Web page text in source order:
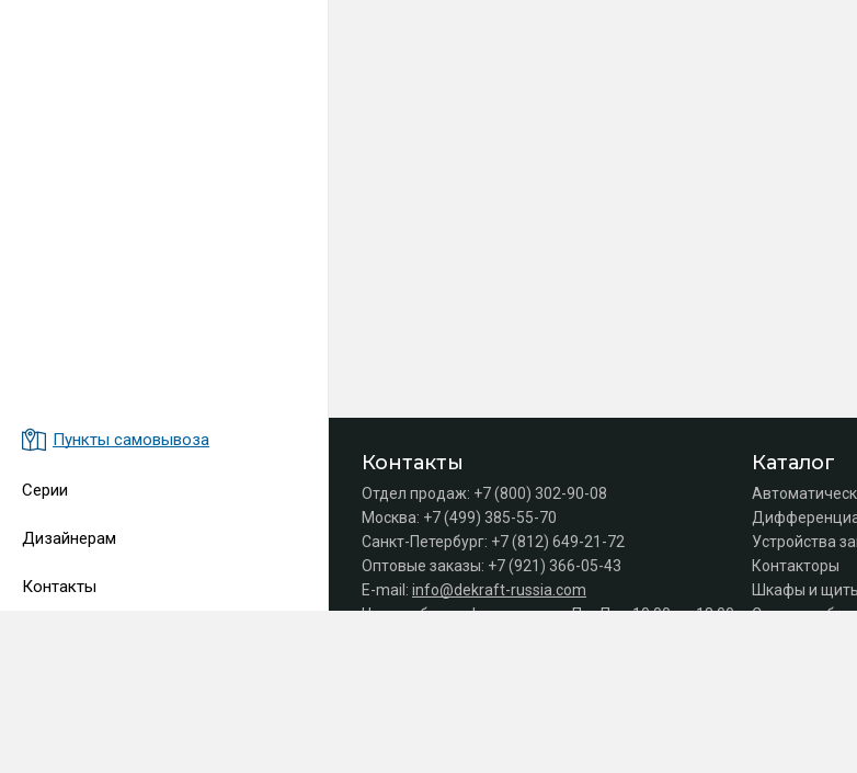
Пункты самовывоза
Серии
Дизайнерам
Контакты
Контакты
Отдел продаж: +7 (800) 302-90-08
Москва: +7 (499) 385-55-70
Санкт-Петербург: +7 (812) 649-21-72
Оптовые заказы: +7 (921) 366-05-43
E-mail: info@dekraft-russia.com
Часы работы офиса продаж: Пн–Пт с 10:00 до 18:00
Каталог
Устройства
Контакторы
Шкафы и
Силовое